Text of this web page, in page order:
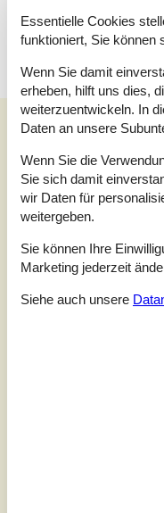
sind. Rauchen ist nicht
Verbots wird eine
Unsere
Unsere Gästebewertungen
4
Essentielle Cookies
funktioniert, Sie können
Wenn Sie damit
erheben, hilft uns dies,
weiterzuentwickeln. In
Daten an unsere
Wenn Sie die
Sie sich damit
wir Daten für
weitergeben.
Sie können Ihre
Marketing jederzeit
Siehe auch unsere